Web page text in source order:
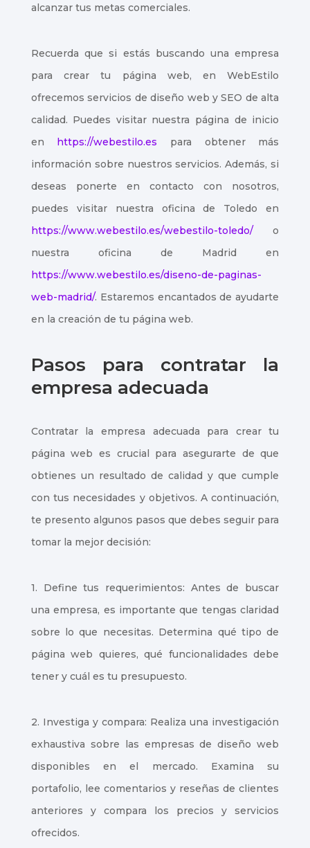
alcanzar tus metas comerciales.
Recuerda que si estás buscando una empresa
para crear tu página web, en WebEstilo
ofrecemos servicios de diseño web y SEO de alta
calidad. Puedes visitar nuestra página de inicio
en
https://webestilo.es para obtener más
información sobre nuestros servicios. Además, si
deseas ponerte en contacto con nosotros,
puedes visitar nuestra oficina de Toledo en
https://www.webestilo.es/webestilo-toledo/o
nuestra oficina de Madrid en
https://www.webestilo.es/diseno-de-paginas-
web-madrid/. Estaremos encantados de ayudarte
en la creación de tu página web.
Pasos para contratar la
empresa adecuada
Contratar la empresa adecuada para crear tu
página web es crucial para asegurarte de que
obtienes un resultado de calidad y que cumple
con tus necesidades y objetivos. A continuación,
te presento algunos pasos que debes seguir para
tomar la mejor decisión:
1. Define tus requerimientos: Antes de buscar
una empresa, es importante que tengas claridad
sobre lo que necesitas. Determina qué tipo de
página web quieres, qué funcionalidades debe
tener y cuál es tu presupuesto.
2. Investiga y compara: Realiza una investigación
exhaustiva sobre las empresas de diseño web
disponibles en el mercado. Examina su
portafolio, lee comentarios y reseñas de clientes
anteriores y compara los precios y servicios
ofrecidos.